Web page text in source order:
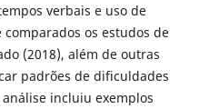
verbais e uso de
comparados os estudos de
(2018), além de outras
padrões de dificuldades
incluiu exemplos